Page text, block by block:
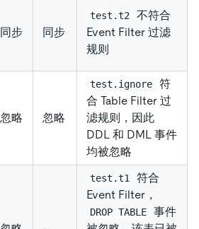
同步 同步
test.t2
不符合
Event Filter 过滤
规则
忽略 忽略
test.ignore
符
合 Table Filter 过
滤规则，因此
DDL 和 DML 事件
均被忽略
test.t1
符合
Event Filter，
DROP TABLE
事件